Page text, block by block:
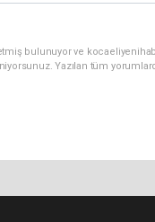
bulunuyor ve
Yazılan tüm